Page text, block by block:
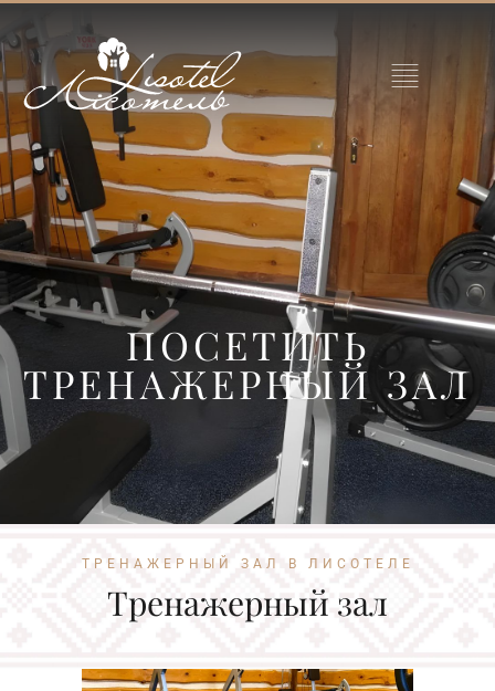
ПОСЕТИТЬ
ТРЕНАЖЕРНЫЙ ЗАЛ
ТРЕНАЖЕРНЫЙ ЗАЛ В ЛИСОТЕЛЕ
Тренажерный зал